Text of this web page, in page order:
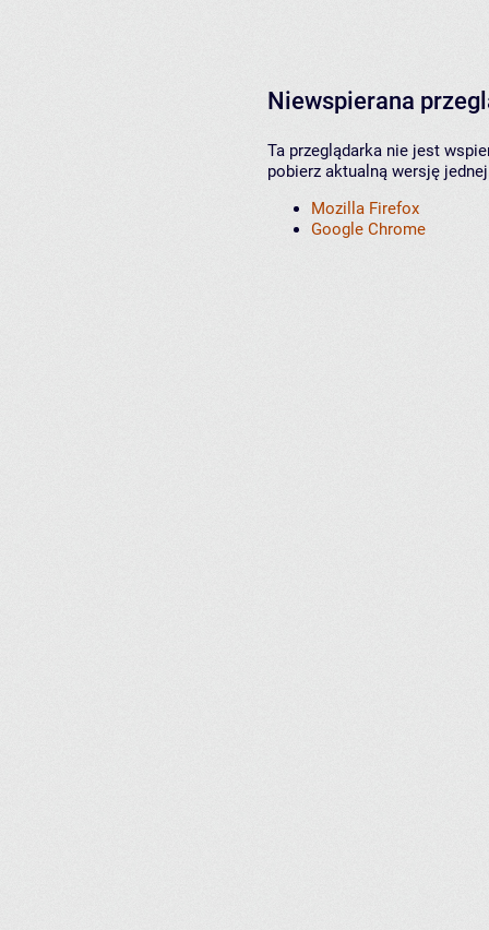
Niewspierana
Ta przeglądarka nie jest
pobierz aktualną wersję
Mozilla Firefox
Google Chrome